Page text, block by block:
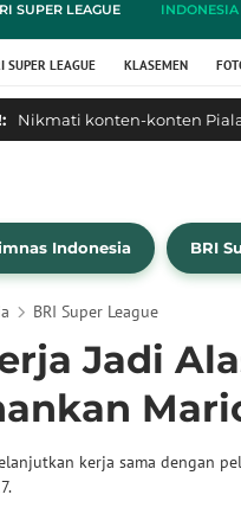
SUPER LEAGUE INDONESIA
SUPER LEAGUE KLASEMEN
Nikmati konten-konten
Indonesia BRI
BRI Super League
Jadi
kerja sama dengan